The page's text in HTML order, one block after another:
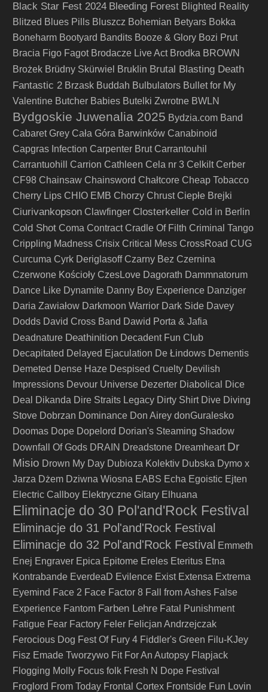
Black Star Fest 2024 Bleeding Forest Blighted Reality
Blitzed Blues Pills Bluszcz Bohemian Betyars Bokka
Boneharm Bootyard Bandits Booze & Glory Bozi Prut
Bracia Figo Fagot Brodacze Live Act Brodka BROWN
Brożek Brüdny Skürwiel Bruklin Brutal Blasting Death
Fantastic 2 Brzask Buddah Bulbulators Bullet for My
Valentine Butcher Babies Butelki Zwrotne BWLN
Bydgoskie Juwenalia 2025 Bydzia.com Band
Cabaret Grey Cała Góra Barwinków Canabinoid
Capgras Infection Carpenter Brut Carrantouhil
Carrantuohill
Carrion Cathleen Cela nr 3 Celkilt Cerber
CF98 Chainsaw Chainsword Chałtcore Cheap Tobacco
Cherry Lips CHIO EMB Chorzy Chrust Ciepłe Brejki
Ciurivankopson Clawfinger Closterkeller Cold in Berlin
Cold Shot Coma Contract Cradle Of Filth Criminal Tango
Crippling Madness Crisix Critical Mess CrossRoad CUG
Curcuma Cyrk Deriglasoff Czarny Bez Czernina
Czerwone Kościoły CzesLove Dagorath Dammnatorum
Dance Like Dynamite Danny Boy Experience Danziger
Daria Zawiałow Darkmoon Warrior Dark Side Davey
Dodds David Cross Band Dawid Porta & Jafia
Deadnature Deathinition Decadent Fun Club
Decapitated Delayed Ejaculation De Łindows Dementis
Demeted Dense Haze Despised Cruelty Devilish
Impressions Devour Universe Dezerter Diabolical
Dice
Deal
Dikanda Dire Straits Legacy Dirty Shirt Dive Diving
Stove Dobrzan Dominance Don Airey donGuralesko
Doomas Dope Dopelord Dorian's Steaming Shadow
Downfall Of Gods DRAIN Dreadstone Dreamheart Dr
Misio Drown My Day Dubioza Kolektiv Dubska Dymo x
Jarza Dżem Dziwna Wiosna EABS Echa Egoistic Ejten
Electric Callboy Elektryczne Gitary Elhuana
Eliminacje do 30 Pol'and'Rock Festival
Eliminacje do 31 Pol'and'Rock Festival
Eliminacje do 32 Pol'and'Rock Festival Emmeth
Enej Engraver Epica Epitome Ereles Eteritus Etna
Kontrabande EverdeaD Evilence Exist Extensa Extrema
Eyemind Face 2 Face Factor 8 Fall from Ashes False
Experience Fantom Farben Lehre Fatal Punishment
Fatigue Fear Factory Feler Felicjan Andrzejczak
Ferocious Dog Fest Of Fury 4 Fiddler's Green Filu-KJey
Fisz Emade Tworzywo Fit For An Autopsy Flapjack
Flogging Molly Focus folk Fresh N Dope Festival
Froglord From Today Frontal Cortex Frontside Fun Lovin